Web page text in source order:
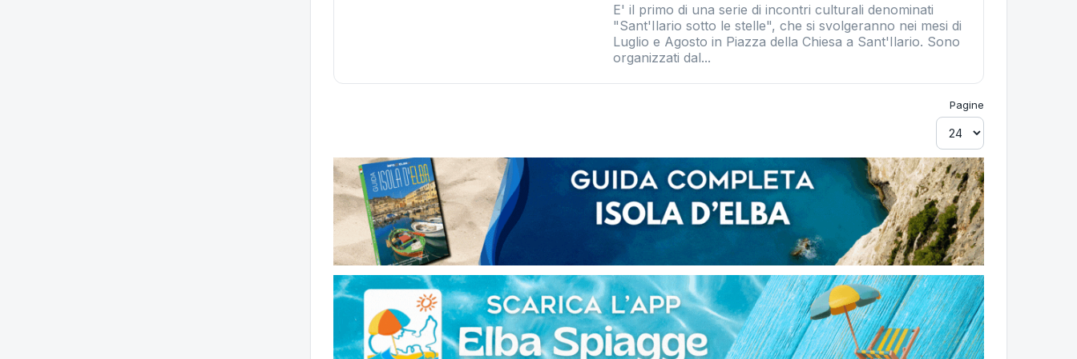
E' il primo di una serie di incontri culturali denominati
"Sant'Ilario sotto le stelle", che si svolgeranno nei mesi di
Luglio e Agosto in Piazza della Chiesa a Sant'Ilario. Sono
organizzati dal...
Pagine